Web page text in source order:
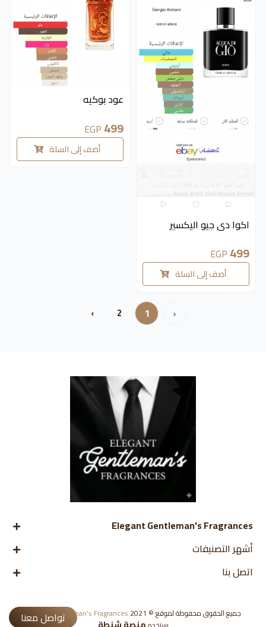
اكوا دى جيو اليكسير
499
EGP
أضف إلى السلة
عود بوكيه
499
EGP
أضف إلى السلة
‹
1
2
›
Elegant Gentleman's Fragrances
أشهر التصنيفات
اتصل بنا
جميع الحقوق محفوظة لموقع © Elegant Gentleman's Fragrances 2021
تواصل معنا